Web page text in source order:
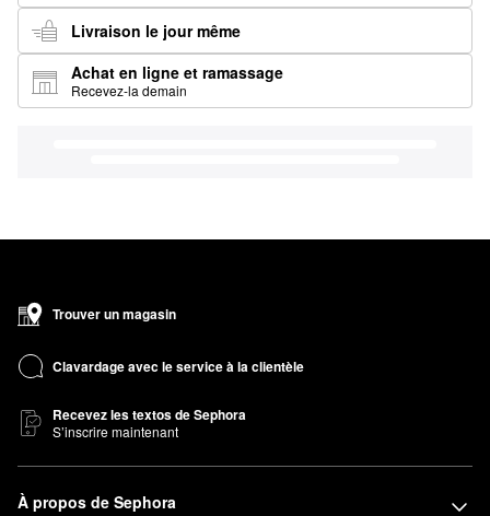
Livraison le jour même
Achat en ligne et ramassage
Recevez-la demain
Trouver un magasin
Clavardage avec le service à la clientèle
Recevez les textos de Sephora
S’inscrire maintenant
À propos de Sephora